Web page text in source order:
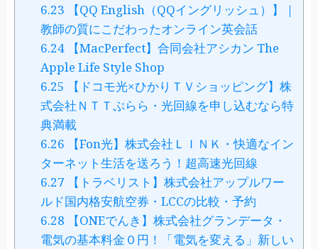
6.23 【QQ English（QQイングリッシュ）】｜
教師の質にこだわったオンライン英会話
6.24【MacPerfect】合同会社アシカン The
Apple Life Style Shop
6.25 【ドコモ光×ひかりＴＶショッピング】株
式会社ＮＴＴぷらら・光回線を申し込むなら特
典満載
6.26 【Fon光】株式会社ＬＩＮＫ・快適なイン
ターネット生活を送ろう！超高速光回線
6.27 【トラベリスト】株式会社アップルワー
ルド国内格安航空券・LCCの比較・予約
6.28 【ONEでんき】株式会社グランデータ・
電気の基本料金０円！「電気を変える」新しい